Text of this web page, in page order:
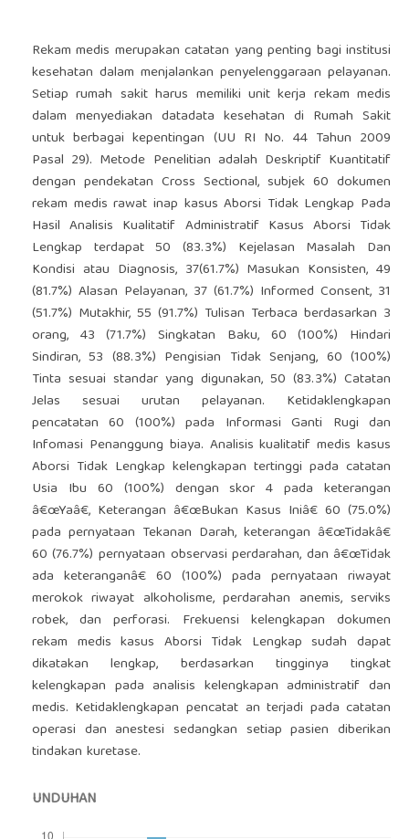
Rekam medis merupakan catatan yang penting bagi institusi
kesehatan dalam menjalankan penyelenggaraan pelayanan.
Setiap rumah sakit harus memiliki unit kerja rekam medis
dalam menyediakan datadata kesehatan di Rumah Sakit
untuk berbagai kepentingan (UU RI No. 44 Tahun 2009
Pasal 29). Metode Penelitian adalah Deskriptif Kuantitatif
dengan pendekatan Cross Sectional, subjek 60 dokumen
rekam medis rawat inap kasus Aborsi Tidak Lengkap Pada
Hasil Analisis Kualitatif Administratif Kasus Aborsi Tidak
Lengkap terdapat 50 (83.3%) Kejelasan Masalah Dan
Kondisi atau Diagnosis, 37(61.7%) Masukan Konsisten, 49
(81.7%) Alasan Pelayanan, 37 (61.7%) Informed Consent, 31
(51.7%) Mutakhir, 55 (91.7%) Tulisan Terbaca berdasarkan 3
orang, 43 (71.7%) Singkatan Baku, 60 (100%) Hindari
Sindiran, 53 (88.3%) Pengisian Tidak Senjang, 60 (100%)
Tinta sesuai standar yang digunakan, 50 (83.3%) Catatan
Jelas sesuai urutan pelayanan. Ketidaklengkapan
pencatatan 60 (100%) pada Informasi Ganti Rugi dan
Infomasi Penanggung biaya. Analisis kualitatif medis kasus
Aborsi Tidak Lengkap kelengkapan tertinggi pada catatan
Usia Ibu 60 (100%) dengan skor 4 pada keterangan
â€œYaâ€, Keterangan â€œBukan Kasus Iniâ€ 60 (75.0%)
pada pernyataan Tekanan Darah, keterangan â€œTidakâ€
60 (76.7%) pernyataan observasi perdarahan, dan â€œTidak
ada keteranganâ€ 60 (100%) pada pernyataan riwayat
merokok riwayat alkoholisme, perdarahan anemis, serviks
robek, dan perforasi. Frekuensi kelengkapan dokumen
rekam medis kasus Aborsi Tidak Lengkap sudah dapat
dikatakan lengkap, berdasarkan tingginya tingkat
kelengkapan pada analisis kelengkapan administratif dan
medis. Ketidaklengkapan pencatat an terjadi pada catatan
operasi dan anestesi sedangkan setiap pasien diberikan
tindakan kuretase.
UNDUHAN